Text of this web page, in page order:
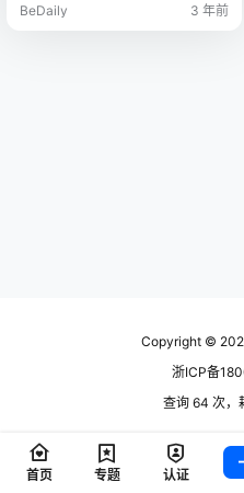
BeDaily 3 年前
Copyright ©
浙ICP备
查询 64 次，
首页 专题 认证